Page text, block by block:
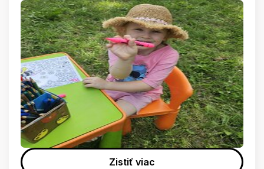
Zistiť viac